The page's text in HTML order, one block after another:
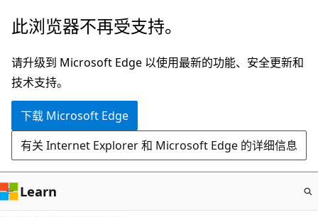
跳
主
要
内
此浏览器不再受支持。
请升级到 Microsoft Edge 以使用最新的功能、安全更新和
技术支持。
下载 Microsoft Edge
有关 Internet Explorer 和 Microsoft Edge 的详细信息
Learn